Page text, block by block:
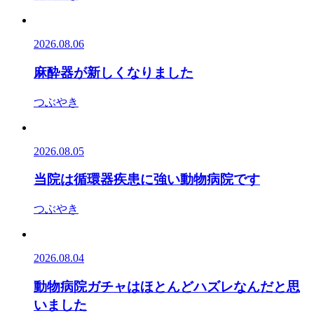
2026.08.06
麻酔器が新しくなりました
つぶやき
2026.08.05
当院は循環器疾患に強い動物病院です
つぶやき
2026.08.04
動物病院ガチャはほとんどハズレなんだと思
いました